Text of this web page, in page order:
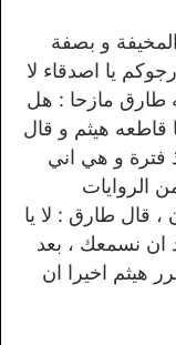
و بصفة
يا اصدقاء لا
طارق مازحا : هل
قاطعه هيثم و قال
فترة و هي اني
الروايات
، قال طارق : لا يا
ان نسمعك ، بعد
هيثم اخيرا ان